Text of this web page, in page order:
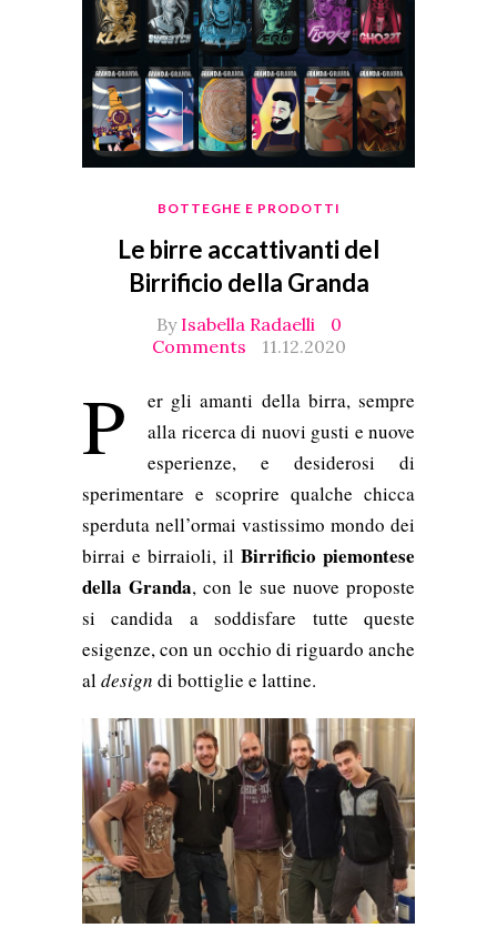
BOTTEGHE E PRODOTTI
Le birre accattivanti del
Birrificio della Granda
By Isabella Radaelli
0
Comments
11.12.2020
P
er gli amanti della birra, sempre
alla ricerca di nuovi gusti e nuove
esperienze, e desiderosi di
sperimentare e scoprire qualche chicca
sperduta nell’ormai vastissimo mondo dei
birrai e birraioli, il Birrificio piemontese
della Granda, con le sue nuove proposte
si candida a soddisfare tutte queste
esigenze, con un occhio di riguardo anche
aldesign di bottiglie e lattine.